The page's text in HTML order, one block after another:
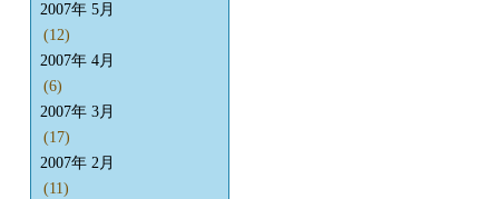
2007年 5月
(12)
2007年 4月
(6)
2007年 3月
(17)
2007年 2月
(11)